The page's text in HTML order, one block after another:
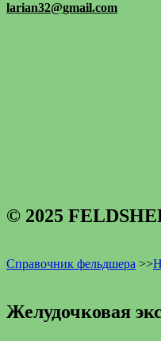
larian32@gmail.com
© 2025
Справочник фельдшера >>
Желудочковая